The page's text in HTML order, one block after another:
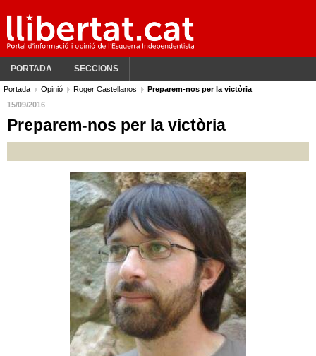
PORTADA SECCIONS
Portada Opinió Roger Castellanos
Preparem-nos per la victòria
15/09/2016
Preparem-nos per la victòria